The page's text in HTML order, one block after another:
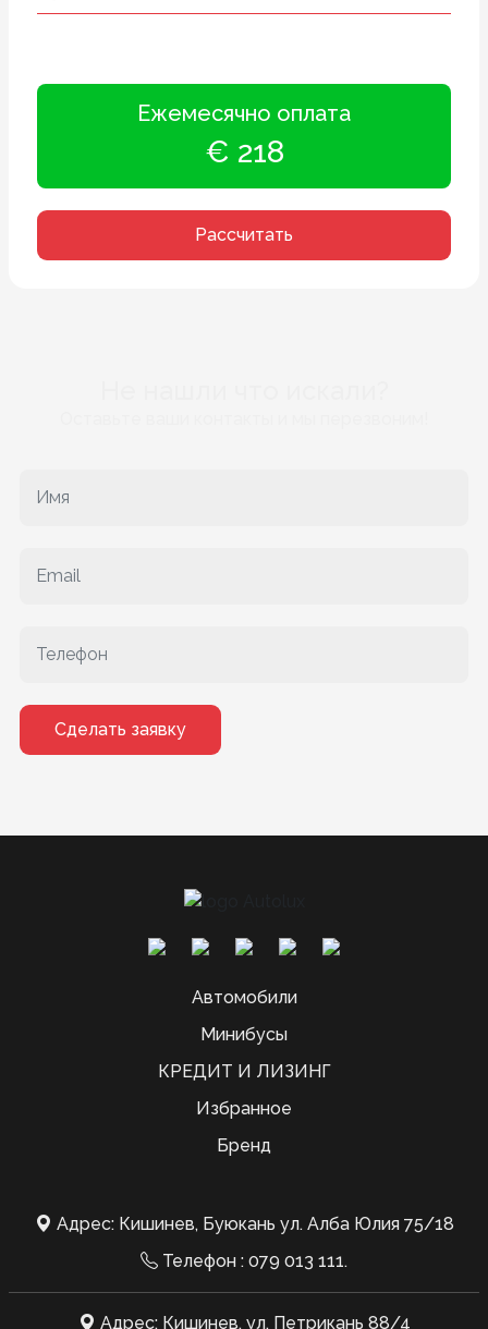
Ежемесячно оплата
€ 218
Рассчитать
Сделать заявку
Автомобили
Минибусы
КРЕДИТ И ЛИЗИНГ
Избранное
Бренд
Адрес: Кишинев, Буюкань ул. Алба Юлия 75/18
Телефон : 079 013 111.
Адрес: Кишинев, ул. Петрикань 88/4